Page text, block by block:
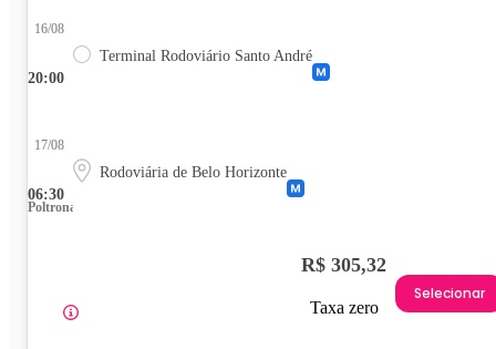
20:00
16/08
Terminal Rodoviário Santo André
06:30
17/08
Rodoviária de Belo Horizonte
Poltrona
R$ 305,32
Taxa zero
Selecionar